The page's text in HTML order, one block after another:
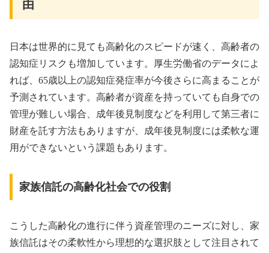
由
日本は世界的に見ても高齢化のスピードが速く、高齢者の
認知症リスクも増加しています。厚生労働省のデータによ
れば、65歳以上の認知症発症率が今後さらに高まることが
予測されています。高齢者が資産を持っていても自身での
管理が難しい場合、成年後見制度などを利用して第三者に
財産を託す方法もありますが、成年後見制度には柔軟な運
用ができないという課題もあります。
家族信託の高齢化社会での役割
こうした高齢化の進行に伴う資産管理のニーズに対し、家
族信託はその柔軟性から理想的な選択肢として注目されて